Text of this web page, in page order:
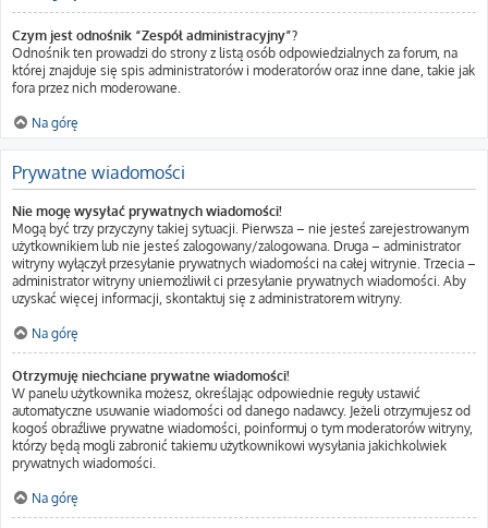
Czym jest odnośnik “Zespół administracyjny”?
Odnośnik ten prowadzi do strony z listą osób odpowiedzialnych za forum, na
której znajduje się spis administratorów i moderatorów oraz inne dane, takie jak
fora przez nich moderowane.
Na górę
Prywatne wiadomości
Nie mogę wysyłać prywatnych wiadomości!
Mogą być trzy przyczyny takiej sytuacji. Pierwsza – nie jesteś zarejestrowanym
użytkownikiem lub nie jesteś zalogowany/zalogowana. Druga – administrator
witryny wyłączył przesyłanie prywatnych wiadomości na całej witrynie. Trzecia –
administrator witryny uniemożliwił ci przesyłanie prywatnych wiadomości. Aby
uzyskać więcej informacji, skontaktuj się z administratorem witryny.
Na górę
Otrzymuję niechciane prywatne wiadomości!
W panelu użytkownika możesz, określając odpowiednie reguły ustawić
automatyczne usuwanie wiadomości od danego nadawcy. Jeżeli otrzymujesz od
kogoś obraźliwe prywatne wiadomości, poinformuj o tym moderatorów witryny,
którzy będą mogli zabronić takiemu użytkownikowi wysyłania jakichkolwiek
prywatnych wiadomości.
Na górę